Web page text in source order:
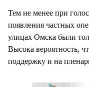
Тем не менее при
появления частных
улицах Омска были
Высока вероятность,
поддержку и на